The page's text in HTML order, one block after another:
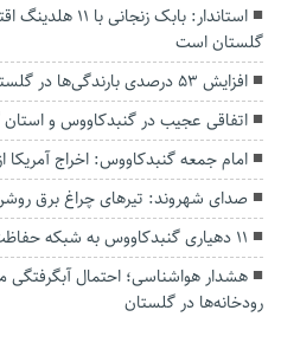
استاندار: بابک
گلستان است
افزایش ۵۳ درصدی بارندگی‌ها در گلستان
اتفاقی عجیب در‌ گنبدکاووس و
امام جمعه گنبدکاووس: اخراج
صدای شهروند: تیرهای چراغ برق
۱۱ دهیاری گنبدکاووس به شبکه حفاظت مردمی منابع طبیعی پیوستند
هشدار هواشناسی؛ احتمال آبگرفتگی
رودخانه‌ها در گلستان